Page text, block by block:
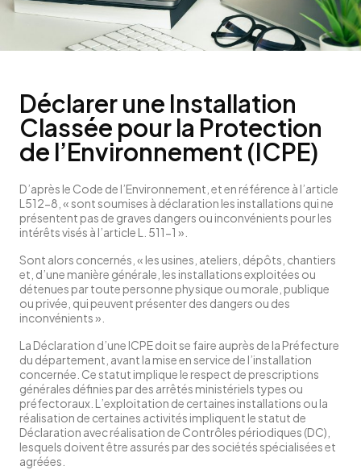
Déclarer une Installation
Classée pour la Protection
de l’Environnement (ICPE)
D’après le Code de l’Environnement, et en référence à l’article
L512-8, « sont soumises à déclaration les installations qui ne
présentent pas de graves dangers ou inconvénients pour les
intérêts visés à l’article L. 511-1 ».
Sont alors concernés, « les usines, ateliers, dépôts, chantiers
et, d’une manière générale, les installations exploitées ou
détenues par toute personne physique ou morale, publique
ou privée, qui peuvent présenter des dangers ou des
inconvénients ».
La Déclaration d’une ICPE doit se faire auprès de la Préfecture
du département, avant la mise en service de l’installation
concernée. Ce statut implique le respect de prescriptions
générales définies par des arrêtés ministériels types ou
préfectoraux. L’exploitation de certaines installations ou la
réalisation de certaines activités impliquent le statut de
Déclaration avec réalisation de Contrôles périodiques (DC),
lesquels doivent être assurés par des sociétés spécialisées et
agréées.